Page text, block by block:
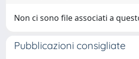
Non ci sono file associati a
Pubblicazioni consigliate